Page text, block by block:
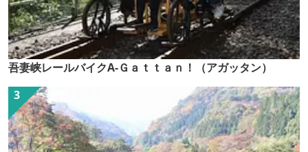
吾妻峡レールバイクA-Ｇａｔｔａｎ！（アガッタン）